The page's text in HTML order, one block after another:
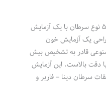
فارسی: قابلیت تشخیص بیش از ۵۰ نوع سرطان با یک آزمایش
یک آزمایش خون
قادر به تشخیص بیش
با دقت بالاست. این آزمایش
سرطان دینا – فاربر و